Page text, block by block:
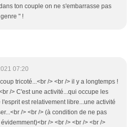
ton couple on ne s'embarrasse pas
" !
07:20
tricoté...<br /> <br /> il y a longtemps !
/> C'est une activité...qui occupe les
est relativement libre...une activité
/> <br /> (à condition de ne pas
/> <br /> <br /> <br />